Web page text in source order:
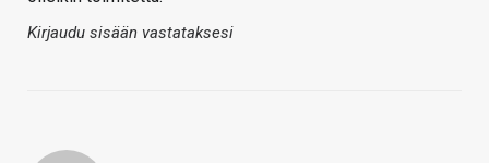
Kirjaudu sisään vastataksesi